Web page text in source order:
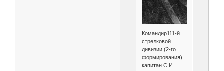
Командир111-й
стрелковой
дивизии (2-го
формирования)
капитан С.И.